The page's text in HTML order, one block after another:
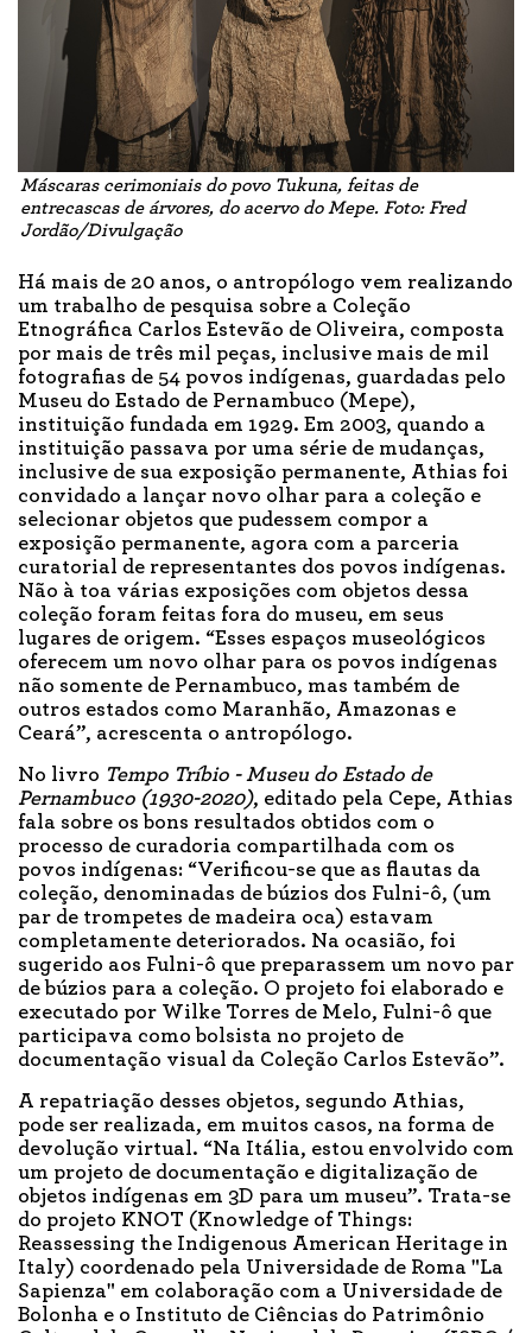
Máscaras cerimoniais do povo Tukuna, feitas de
entrecascas de árvores, do acervo do Mepe. Foto: Fred
Jordão/Divulgação
Há mais de 20 anos, o antropólogo vem realizando
um trabalho de pesquisa sobre a Coleção
Etnográfica Carlos Estevão de Oliveira, composta
por mais de três mil peças, inclusive mais de mil
fotografias de 54 povos indígenas, guardadas pelo
Museu do Estado de Pernambuco (Mepe),
instituição fundada em 1929. Em 2003, quando a
instituição passava por uma série de mudanças,
inclusive de sua exposição permanente, Athias foi
convidado a lançar novo olhar para a coleção e
selecionar objetos que pudessem compor a
exposição permanente, agora com a parceria
curatorial de representantes dos povos indígenas.
Não à toa várias exposições com objetos dessa
coleção foram feitas fora do museu, em seus
lugares de origem. “Esses espaços museológicos
oferecem um novo olhar para os povos indígenas
não somente de Pernambuco, mas também de
outros estados como Maranhão, Amazonas e
Ceará”, acrescenta o antropólogo.
No livro Tempo Tríbio - Museu do Estado de
Pernambuco (1930-2020), editado pela Cepe, Athias
fala sobre os bons resultados obtidos com o
processo de curadoria compartilhada com os
povos indígenas: “Verificou-se que as flautas da
coleção, denominadas de búzios dos Fulni-ô, (um
par de trompetes de madeira oca) estavam
completamente deteriorados. Na ocasião, foi
sugerido aos Fulni-ô que preparassem um novo par
de búzios para a coleção. O projeto foi elaborado e
executado por Wilke Torres de Melo, Fulni-ô que
participava como bolsista no projeto de
documentação visual da Coleção Carlos Estevão”.
A repatriação desses objetos, segundo Athias,
pode ser realizada, em muitos casos, na forma de
devolução virtual. “Na Itália, estou envolvido com
um projeto de documentação e digitalização de
objetos indígenas em 3D para um museu”. Trata-se
do projeto KNOT (Knowledge of Things:
Reassessing the Indigenous American Heritage in
Italy) coordenado pela Universidade de Roma "La
Sapienza" em colaboração com a Universidade de
Bolonha e o Instituto de Ciências do Patrimônio